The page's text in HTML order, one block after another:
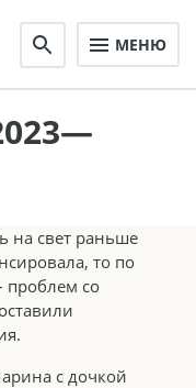
МЕНЮ
на свет раньше
то по
проблем со
с дочкой